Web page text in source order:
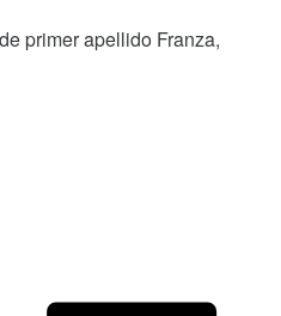
primer apellido Franza,